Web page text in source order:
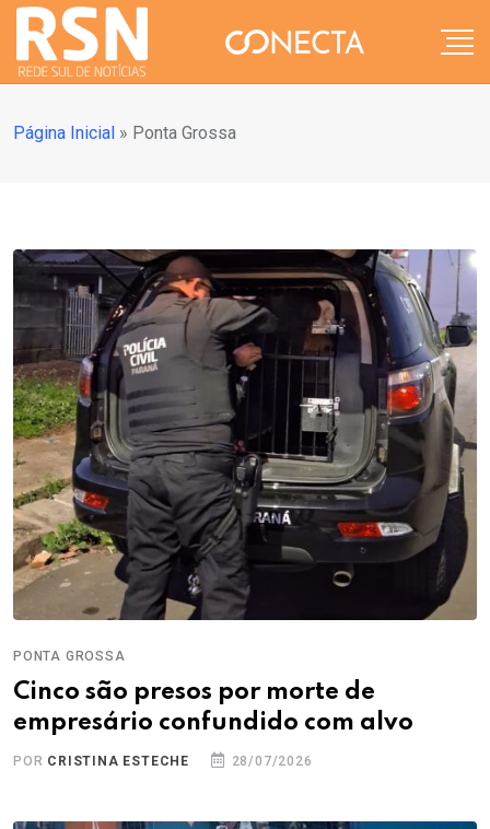
Página Inicial » Ponta Grossa
PONTA GROSSA
Cinco são presos por morte de
empresário confundido com alvo
POR CRISTINA ESTECHE 28/07/2026